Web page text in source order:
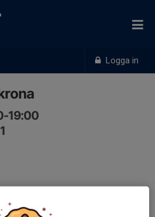
Logga in
19:00